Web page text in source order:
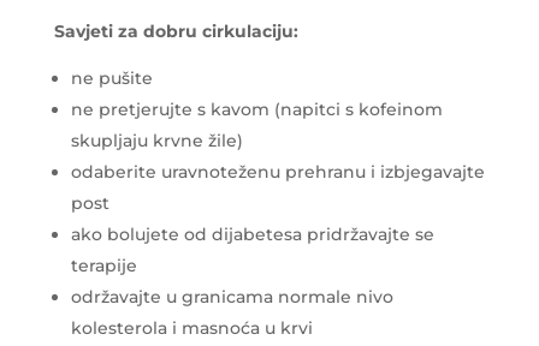
Savjeti za dobru cirkulaciju:
ne pušite
ne pretjerujte s kavom (napitci s kofeinom
skupljaju krvne žile)
odaberite uravnoteženu prehranu i izbjegavajte
post
ako bolujete od dijabetesa pridržavajte se
terapije
održavajte u granicama normale nivo
kolesterola i masnoća u krvi